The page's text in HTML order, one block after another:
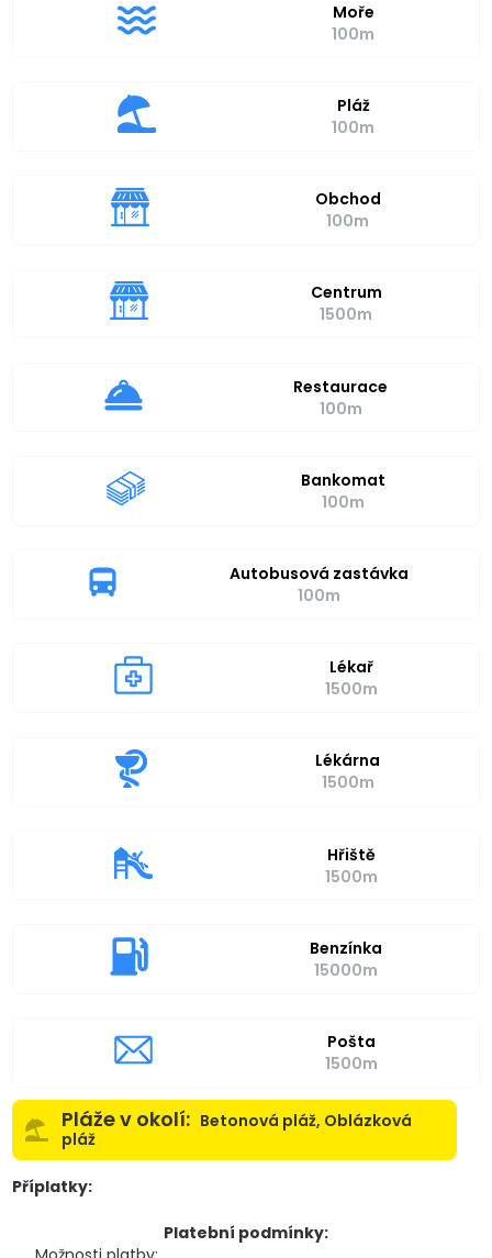
Moře
100m
Pláž
100m
Obchod
100m
Centrum
1500m
Restaurace
100m
Bankomat
100m
Autobusová zastávka
100m
Lékař
1500m
Lékárna
1500m
Hřiště
1500m
Benzínka
15000m
Pošta
1500m
Pláže v okolí: Betonová pláž, Oblázková
pláž
Příplatky:
Platební podmínky: